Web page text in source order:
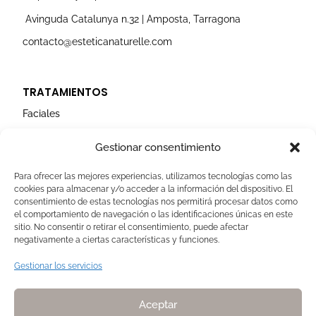
Gestionar consentimiento
Para ofrecer las mejores experiencias, utilizamos tecnologías como las
cookies para almacenar y/o acceder a la información del dispositivo. El
consentimiento de estas tecnologías nos permitirá procesar datos como
el comportamiento de navegación o las identificaciones únicas en este
sitio. No consentir o retirar el consentimiento, puede afectar
negativamente a ciertas características y funciones.
Gestionar los servicios
Aceptar
Avinguda Catalunya n.32 | Amposta, Tarragona
contacto@esteticanaturelle.com
TRATAMIENTOS
Faciales
AVISOS LEGALES
Aviso Legal
Politica de Cookies
Política de privacidad